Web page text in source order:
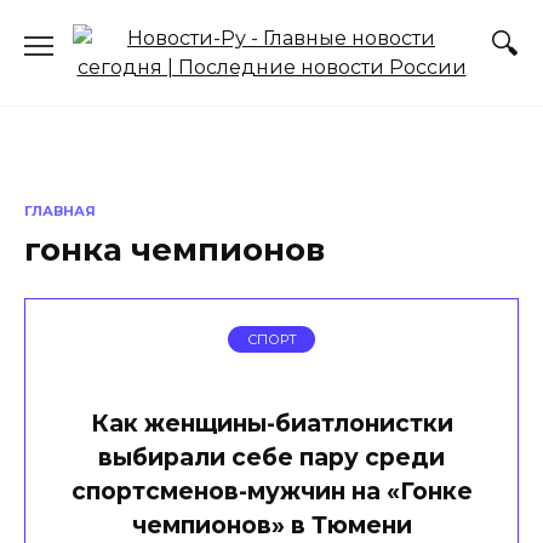
содержанию
ГЛАВНАЯ
гонка чемпионов
СПОРТ
Как женщины-биатлонистки
выбирали себе пару среди
спортсменов-мужчин на «Гонке
чемпионов» в Тюмени